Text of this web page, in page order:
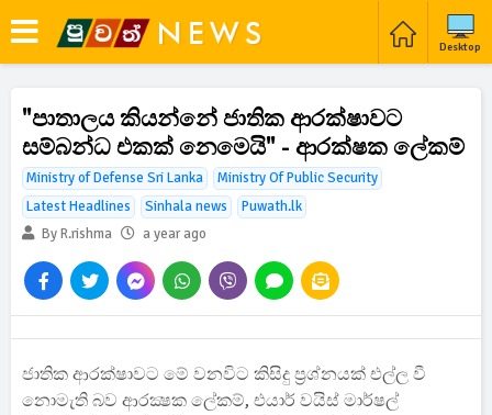
Desktop
"පාතාලය කියන්නේ ජාතික ආරක්ෂාවට
සම්බන්ධ එකක් නෙමෙයි" - ආරක්ෂක ලේකම්
Ministry of Defense Sri Lanka
Ministry Of Public Security
Latest Headlines
Sinhala news
Puwath.lk
By R.rishma
a year ago
ජාතික ආරක්ෂාවට මේ වනවිට කිසිදු ප්‍රශ්නයක් එල්ල වී
නොමැති බව ආරක්‍ෂක ලේකම්, එයාර් වයිස් මාර්ෂල්